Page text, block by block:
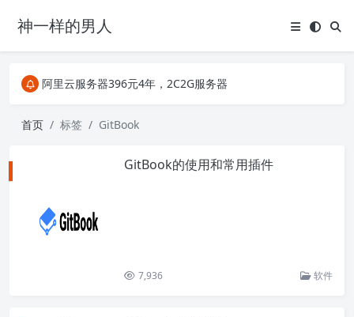
神一样的男人
阿里云服务器396元4年，2C2G服务器
关注Telegram频道有新消息第一时间推送
阿里云服务器396元4年，2C2G服务器
首页 标签 GitBook
GitBook的使用和常用插件
7,936 软件